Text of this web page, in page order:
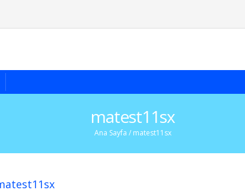
matest11sx
Ana Sayfa / matest11sx